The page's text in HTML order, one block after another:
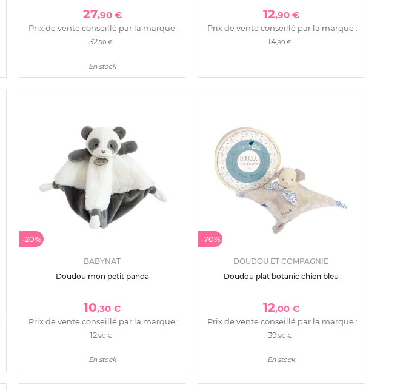
27,90 €
Prix de vente conseillé par la marque :
32,50 €
En stock
12,90 €
Prix de vente conseillé par la marque :
14,90 €
-20%
BABYNAT
Doudou mon petit panda
10,30 €
Prix de vente conseillé par la marque :
12,90 €
En stock
-70%
DOUDOU ET COMPAGNIE
Doudou plat botanic chien bleu
12,00 €
Prix de vente conseillé par la marque :
39,90 €
En stock